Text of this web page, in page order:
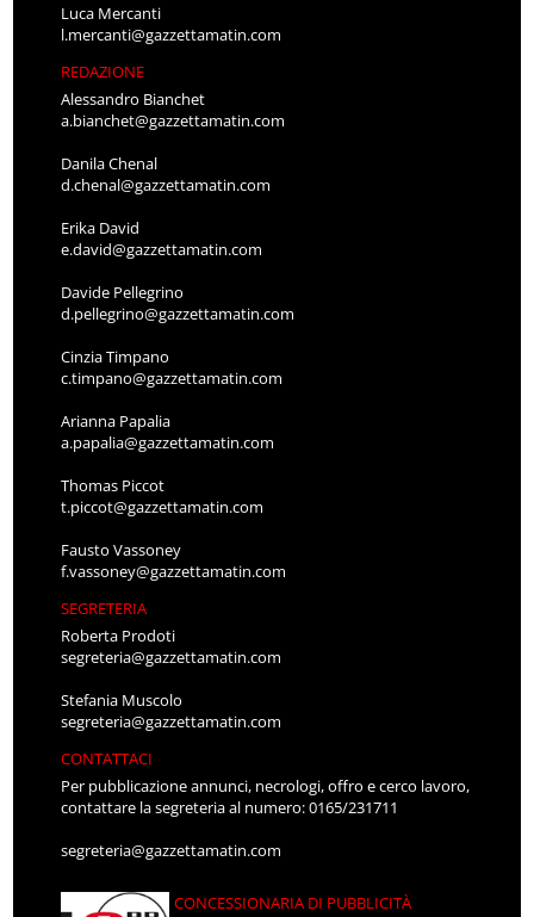
Luca Mercanti
l.mercanti@gazzettamatin.com
REDAZIONE
Alessandro Bianchet
a.bianchet@gazzettamatin.com
Danila Chenal
d.chenal@gazzettamatin.com
Erika David
e.david@gazzettamatin.com
Davide Pellegrino
d.pellegrino@gazzettamatin.com
Cinzia Timpano
c.timpano@gazzettamatin.com
Arianna Papalia
a.papalia@gazzettamatin.com
Thomas Piccot
t.piccot@gazzettamatin.com
Fausto Vassoney
f.vassoney@gazzettamatin.com
SEGRETERIA
Roberta Prodoti
segreteria@gazzettamatin.com
Stefania Muscolo
segreteria@gazzettamatin.com
CONTATTACI
Per pubblicazione annunci, necrologi, offro e cerco lavoro,
contattare la segreteria al numero: 0165/231711
segreteria@gazzettamatin.com
CONCESSIONARIA DI PUBBLICITÀ